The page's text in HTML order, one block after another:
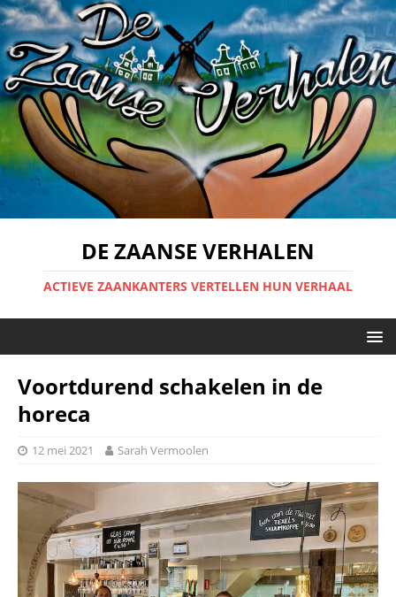
DE ZAANSE VERHALEN
ACTIEVE ZAANKANTERS VERTELLEN HUN VERHAAL
Voortdurend schakelen in de
horeca
12 mei 2021 Sarah Vermoolen